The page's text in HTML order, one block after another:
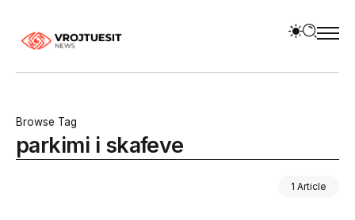
Browse Tag
parkimi i skafeve
1 Article